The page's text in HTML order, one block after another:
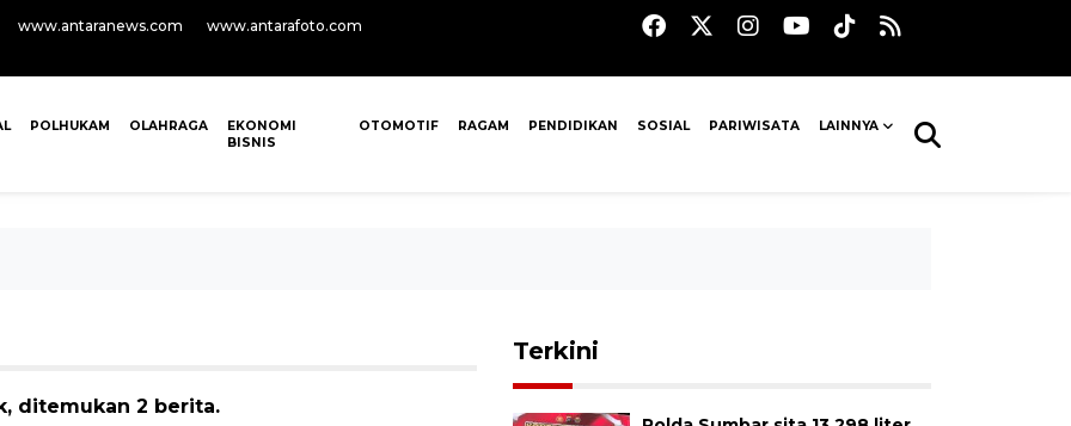
www.antaranews.com www.antarafoto.com
POLHUKAM OLAHRAGA
EKONOMI
BISNIS
OTOMOTIF RAGAM PENDIDIKAN SOSIAL PARIWISATA LAINNYA
ditemukan 2 berita.
Terkini